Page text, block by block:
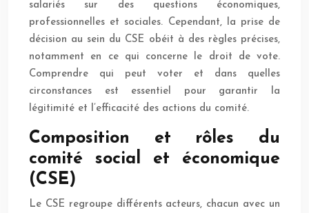
salariés sur des questions économiques,
professionnelles et sociales. Cependant, la prise de
décision au sein du CSE obéit à des règles précises,
notamment en ce qui concerne le droit de vote.
Comprendre qui peut voter et dans quelles
circonstances est essentiel pour garantir la
légitimité et l’efficacité des actions du comité.
Composition et rôles du
comité social et économique
(CSE)
Le CSE regroupe différents acteurs, chacun avec un